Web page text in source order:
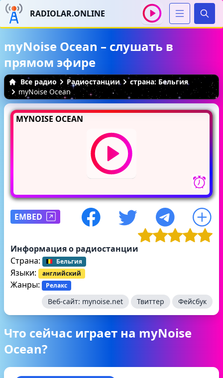
RADIOLAR.ONLINE
myNoise Ocean – слушать в
прямом эфире
Все радио Радиостанции
страна: Бельгия
myNoise Ocean
MYNOISE OCEAN
EMBED
Информация о радиостанции
Страна:
Бельгия
Языки: английский
Жанры: Релакс
Веб-сайт: mynoise.net Твиттер Фейсбук
Что сейчас играет на myNoise
Ocean?